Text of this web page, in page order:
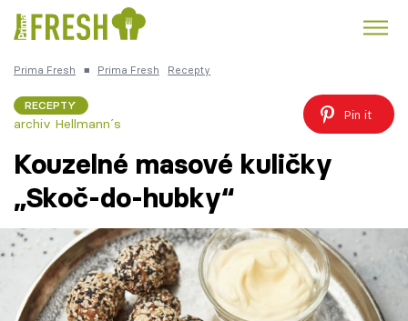
Česká kuchyně
Témata
Recepty
Prima Fresh ■ Prima Fresh Recepty
RECEPTY
archiv Hellmann´s
Pin it
Kouzelné masové kuličky
„Skoč-do-hubky“